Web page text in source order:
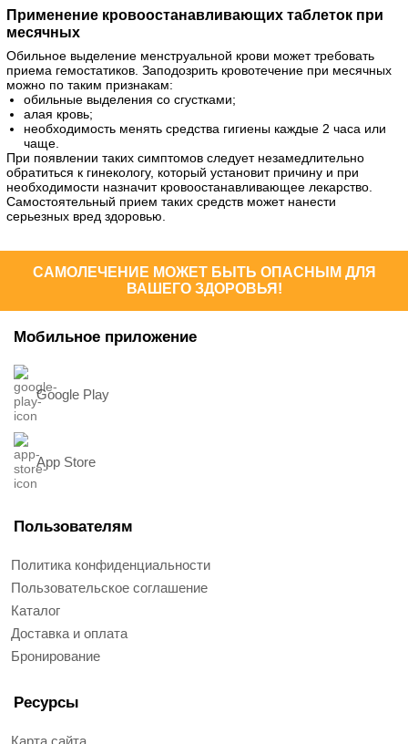
Применение кровоостанавливающих таблеток при
месячных
Обильное выделение менструальной крови может требовать
приема гемостатиков. Заподозрить кровотечение при месячных
можно по таким признакам:
обильные выделения со сгустками;
алая кровь;
необходимость менять средства гигиены каждые 2 часа или
чаще.
При появлении таких симптомов следует незамедлительно
обратиться к гинекологу, который установит причину и при
необходимости назначит кровоостанавливающее лекарство.
Самостоятельный прием таких средств может нанести
серьезных вред здоровью.
САМОЛЕЧЕНИЕ МОЖЕТ БЫТЬ ОПАСНЫМ ДЛЯ
ВАШЕГО ЗДОРОВЬЯ!
Мобильное приложение
Google Play
App Store
Пользователям
Политика конфиденциальности
Пользовательское соглашение
Каталог
Доставка и оплата
Бронирование
Ресурсы
Карта сайта